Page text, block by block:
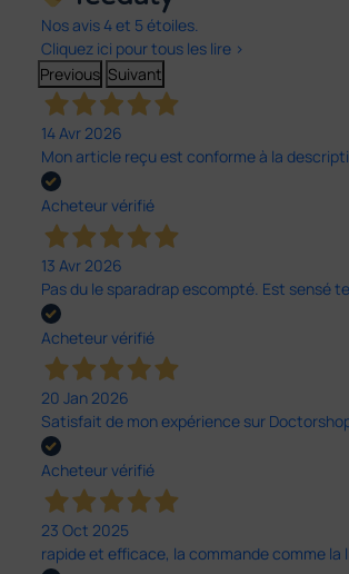
Nos avis 4 et 5 étoiles.
Cliquez ici pour tous les lire >
Previous Suivant
14 Avr 2026
Mon article reçu est conforme à la
Acheteur vérifié
13 Avr 2026
Pas du le sparadrap escompté. Est sensé
Acheteur vérifié
20 Jan 2026
Satisfait de mon expérience sur
Acheteur vérifié
23 Oct 2025
rapide et efficace, la commande comme la